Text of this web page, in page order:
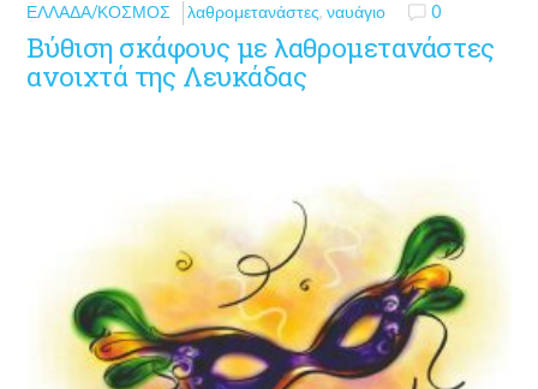
ΕΛΛΆΔΑ/ΚΌΣΜΟΣ λαθρομετανάστες,ναυάγιο 0
Βύθιση σκάφους με λαθρομετανάστες
ανοιχτά της Λευκάδας